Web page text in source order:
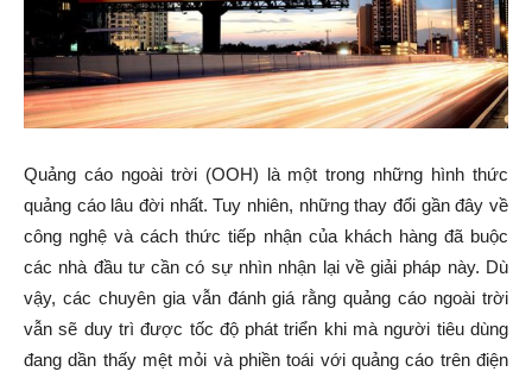
Quảng cáo ngoài trời (OOH) là một trong những hình thức
quảng cáo lâu đời nhất. Tuy nhiên, những thay đổi gần đây về
công nghệ và cách thức tiếp nhận của khách hàng đã buộc
các nhà đầu tư cần có sự nhìn nhận lại về giải pháp này. Dù
vậy, các chuyên gia vẫn đánh giá rằng quảng cáo ngoài trời
vẫn sẽ duy trì được tốc độ phát triển khi mà người tiêu dùng
đang dần thấy mệt mỏi và phiền toái với quảng cáo trên điện